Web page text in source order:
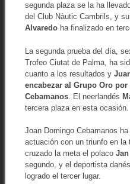
segunda plaza se la ha
del Club Nàutic Cambrils, y
Alvaredoha finalizado en
La segunda prueba del día,
Trofeo Ciutat de Palma, ha
cuanto a los resultados y
encabezar al Grupo Oro
Cebamanos. El neerlandés
tercera plaza en esta ocasión.
Joan Domingo Cebamanos
actuación con un triunfo en la
cruzado la meta el polaco
segundo, y el deportista danés
logrado el tercer lugar.